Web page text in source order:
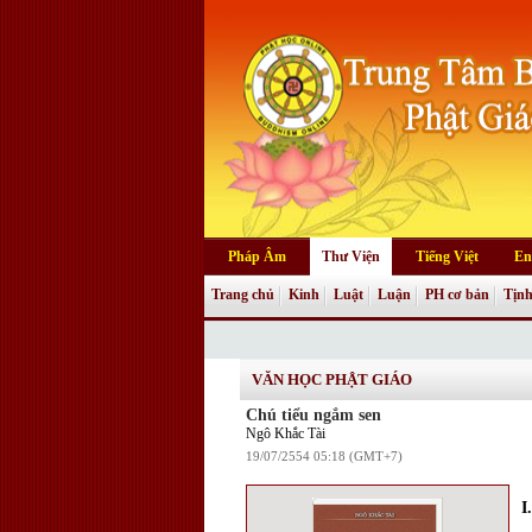
Pháp Âm Thư Viện Tiếng Việt
Trang chủ Kinh Luật Luận PH cơ bản
VĂN HỌC PHẬT GIÁO
Chú tiểu ngắm sen
Ngô Khắc Tài
19/07/2554 05:18 (GMT+7)
I.